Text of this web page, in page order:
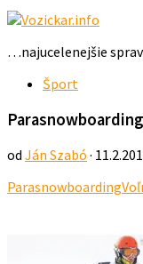
…najucelenejšie
Šport
od Ján Szabó ·
Parasnowboarding